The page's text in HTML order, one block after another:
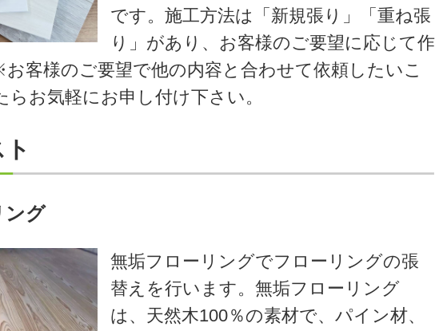
です。施工方法は「新規張り」「重ね張
り」があり、お客様のご要望に応じて作
客様のご要望で他の内容と合わせて依頼したいこ
お気軽にお申し付け下さい。
ング
無垢フローリングでフローリングの張
替えを行います。無垢フローリング
は、天然木100％の素材で、パイン材、